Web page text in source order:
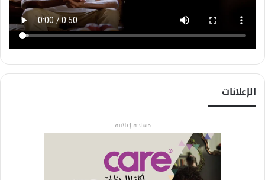
الإعلانات
مساحة إعلانية